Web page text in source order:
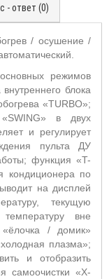
- ответ (0)
/ осушение /
режимов
блока
«TURBO»;
в двух
и регулирует
пульта ДУ
функция «T-
кондиционера по
на дисплей
текущую
вне
/ домик»
плазма»;
и отобразить
самоочистки «X-